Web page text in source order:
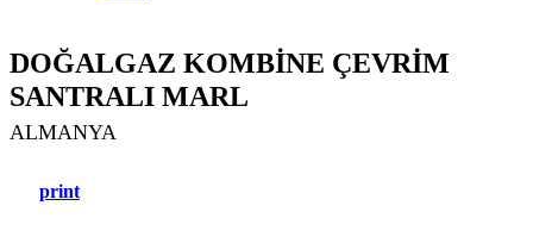
DOĞALGAZ KOMBİNE ÇEVRİM
SANTRALI MARL
ALMANYA
print